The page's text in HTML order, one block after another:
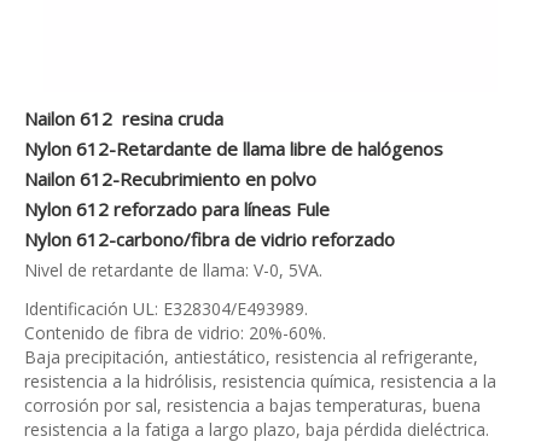
Nailon 612 resina cruda
Nylon 612-Retardante de llama libre de halógenos
Nailon 612-Recubrimiento en polvo
Nylon 612 reforzado para líneas Fule
Nylon 612-carbono/fibra de vidrio reforzado
Nivel de retardante de llama: V-0, 5VA.
Identificación UL: E328304/E493989.
Contenido de fibra de vidrio: 20%-60%.
Baja precipitación, antiestático, resistencia al refrigerante,
resistencia a la hidrólisis, resistencia química, resistencia a la
corrosión por sal, resistencia a bajas temperaturas, buena
resistencia a la fatiga a largo plazo, baja pérdida dieléctrica.